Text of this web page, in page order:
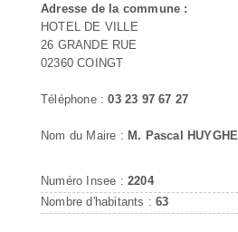
Adresse de la commune :
HOTEL DE VILLE
26 GRANDE RUE
02360 COINGT
Téléphone :03 23 97 67 27
Nom du Maire : M. Pascal HUYGHE
Numéro Insee : 2204
Nombre d'habitants :63